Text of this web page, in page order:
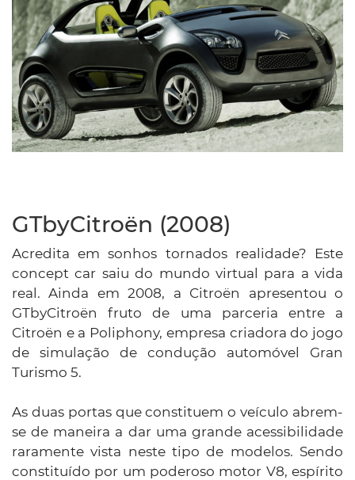
GTbyCitroën (2008)
Acredita em sonhos tornados realidade? Este
concept car saiu do mundo virtual para a vida
real. Ainda em 2008, a Citroën apresentou o
GTbyCitroën fruto de uma parceria entre a
Citroën e a Poliphony, empresa criadora do jogo
de simulação de condução automóvel Gran
Turismo 5.
As duas portas que constituem o veículo abrem-
se de maneira a dar uma grande acessibilidade
raramente vista neste tipo de modelos. Sendo
constituído por um poderoso motor V8, espírito